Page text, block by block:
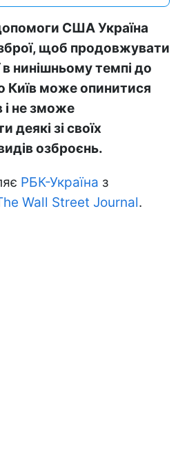
США Україна
щоб продовжувати
в нинішньому темпі до
Київ може опинитися
і не зможе
деякі зі своїх
озброєнь.
РБК-Україна з
Wall Street Journal.